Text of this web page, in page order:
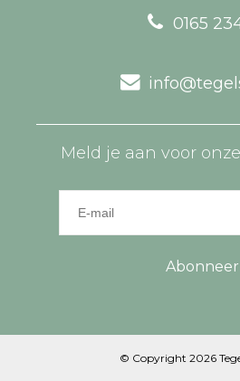
0165
Meld je aan voor
Abonneer
© Copyright 2026